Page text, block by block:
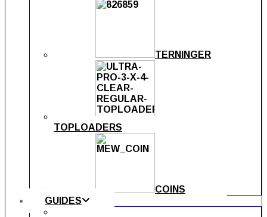
TERNINGER
TOPLOADERS
COINS
GUIDES